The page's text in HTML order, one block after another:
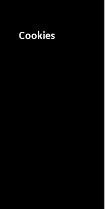
Cookies
dirigida por
(110 minutos), esta